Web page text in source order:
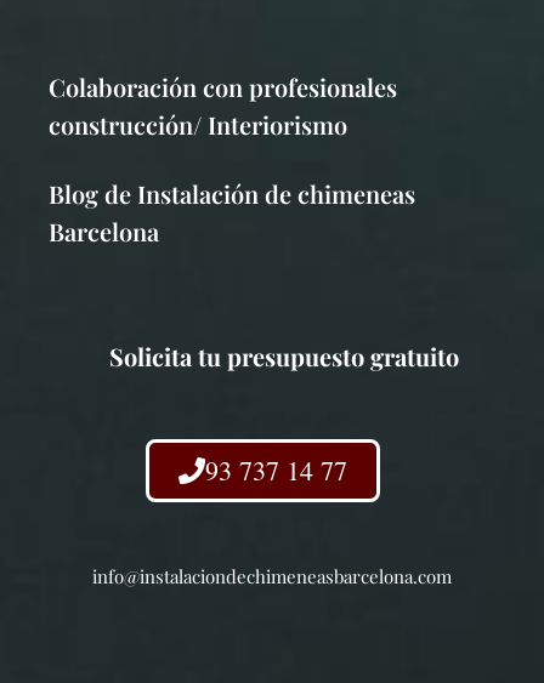
Colaboración con profesionales
construcción/ Interiorismo
Blog de Instalación de chimeneas
Barcelona
Solicita tu presupuesto gratuito
93 737 14 77
info@instalaciondechimeneasbarcelona.com